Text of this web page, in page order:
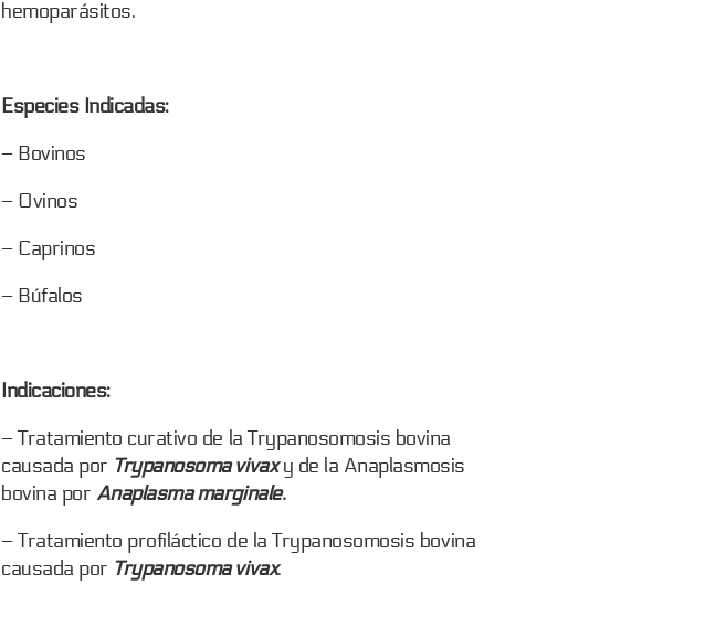
hemoparásitos.
Especies Indicadas:
– Bovinos
– Ovinos
– Caprinos
– Búfalos
Indicaciones:
– Tratamiento curativo de la Trypanosomosis bovina
causada por Trypanosoma vivaxy de la Anaplasmosis
bovina por Anaplasma marginale.
– Tratamiento profiláctico de la Trypanosomosis bovina
causada por Trypanosoma vivax.